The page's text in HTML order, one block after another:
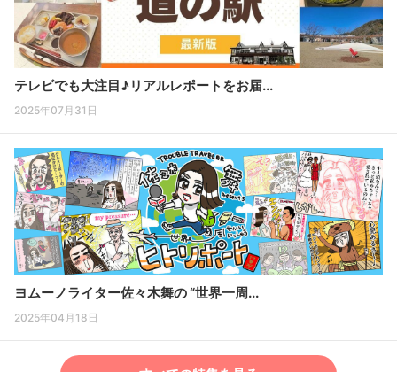
テレビでも大注目♪リアルレポートをお届...
2025年07月31日
ヨムーノライター佐々木舞の “世界一周...
2025年04月18日